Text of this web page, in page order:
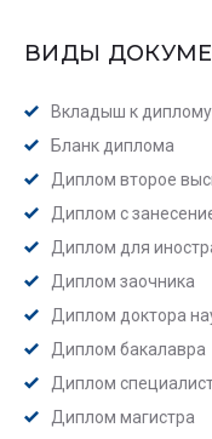
ВИДЫ
Вкладыш к диплому
Бланк диплома
Диплом второе
Диплом с
Диплом для
Диплом заочника
Диплом доктора
Диплом бакалавра
Диплом
Диплом магистра